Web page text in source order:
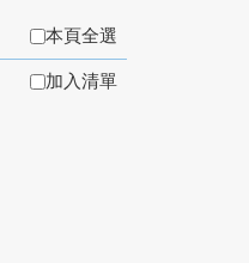
本頁全選
加入清單